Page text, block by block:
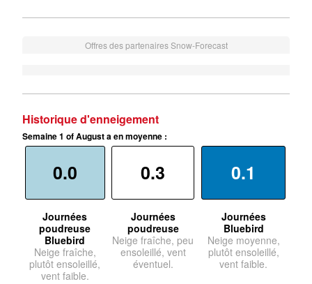
Offres des partenaires Snow-Forecast
Historique d'enneigement
Semaine 1 of August a en moyenne :
0.0
Journées
poudreuse
Bluebird
Neige fraîche,
plutôt ensoleillé,
vent faible.
0.3
Journées
poudreuse
Neige fraîche, peu
ensoleillé, vent
éventuel.
0.1
Journées
Bluebird
Neige moyenne,
plutôt ensoleillé,
vent faible.